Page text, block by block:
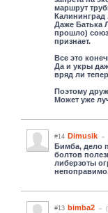
маршрут
Калининград
Даже Батька
прошло)
признает.
Все это
Да и укры
вряд ли
Поэтому
Может уже
#14 Dimusik
Бимба, дело
болтов
либерзоты
#13 bimba2